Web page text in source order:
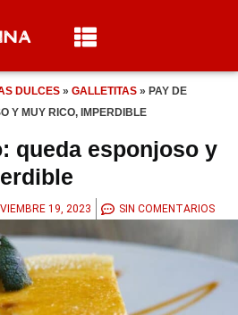
DULCES » GALLETITAS » PAY DE
Y MUY RICO, IMPERDIBLE
queda esponjoso y
19, 2023 SIN COMENTARIOS